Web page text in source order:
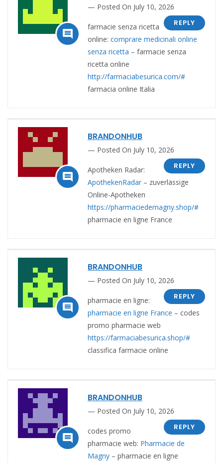

Posted On July 10, 2026
REPLY
farmacie senza ricetta
online: comprare medicinali online
senza ricetta – farmacie senza
ricetta online
http://farmaciabesurica.com/#
farmacia online Italia

BRANDONHUB
Posted On July 10, 2026
REPLY
Apotheken Radar:
ApothekenRadar – zuverlässige
Online-Apotheken
https://pharmaciedemagny.shop/#
pharmacie en ligne France

BRANDONHUB
Posted On July 10, 2026
REPLY
pharmacie en ligne:
pharmacie en ligne France – codes
promo pharmacie web
https://farmaciabesurica.shop/#
classifica farmacie online

BRANDONHUB
Posted On July 10, 2026
REPLY
codes promo
pharmacie web: Pharmacie de
Magny – pharmacie en ligne